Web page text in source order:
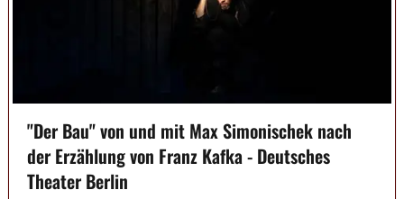
"Der Bau" von und mit Max Simonischek nach
der Erzählung von Franz Kafka - Deutsches
Theater Berlin